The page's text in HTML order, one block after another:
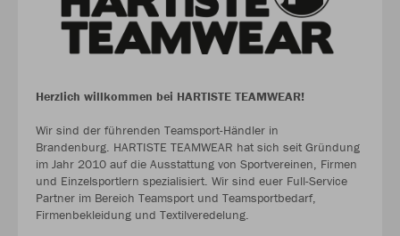
Herzlich willkommen bei HARTISTE TEAMWEAR!
Wir sind der führenden Teamsport-Händler in
Brandenburg. HARTISTE TEAMWEAR hat sich seit Gründung
im Jahr 2010 auf die Ausstattung von Sportvereinen, Firmen
und Einzelsportlern spezialisiert. Wir sind euer Full-Service
Partner im Bereich Teamsport und Teamsportbedarf,
Firmenbekleidung und Textilveredelung.